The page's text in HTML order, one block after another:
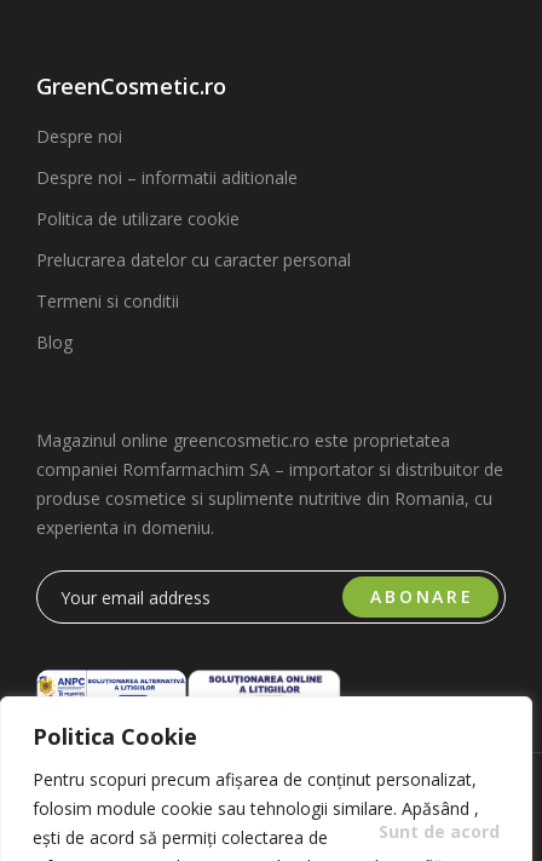
Politica Cookie
Pentru scopuri precum afișarea de conținut personalizat,
folosim module cookie sau tehnologii similare. Apăsând
Sunt de acord
,
ești de acord să permiți colectarea de
GreenCosmetic.ro
Despre noi
Despre noi – informatii aditionale
Politica de utilizare cookie
Prelucrarea datelor cu caracter personal
Termeni si conditii
Blog
Magazinul online greencosmetic.ro este proprietatea
companiei Romfarmachim SA – importator si distribuitor de
produse cosmetice si suplimente nutritive din Romania, cu
experienta in domeniu.
ABONARE
Copyright 2023 © Romfarmachim SA. Realizat de Simplio
Software